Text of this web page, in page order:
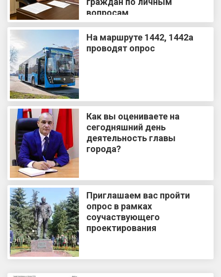
вопросам
На маршруте 1442, 1442а
проводят опрос
Как вы оцениваете на
сегодняшний день
деятельность главы
города?
Приглашаем вас пройти
опрос в рамках
соучаствующего
проектирования